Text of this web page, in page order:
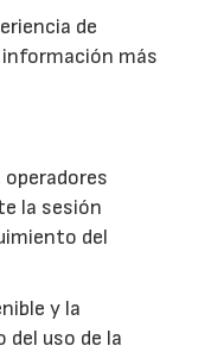
de
más
la sesión
del
y la
del uso de la